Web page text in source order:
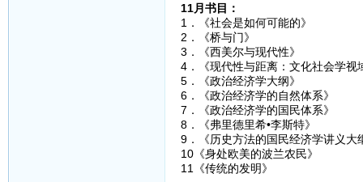
11月书目：
1．《社会是如何可能
2．《桥与门》
3．《西美尔与现
4．《现代性与距离：文化社会
5．《政治经济学大
6．《政治经济学的自
7．《政治经济学的国
8．《弗里德里希•李斯
9．《历史方法的国民经济
10《身处欧美的波兰农
11《传统的发明》